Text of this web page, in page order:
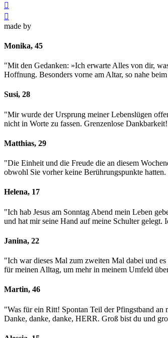


made by
Monika, 45
"Mit den Gedanken: »Ich erwarte Alles von dir,
Hoffnung. Besonders vorne am Altar, so nahe
Susi, 28
"Mir wurde der Ursprung meiner Lebenslügen
nicht in Worte zu fassen. Grenzenlose
Matthias, 29
"Die Einheit und die Freude die an diesem
obwohl Sie vorher keine Berührungspunkte
Helena, 17
"Ich hab Jesus am Sonntag Abend mein Leben
und hat mir seine Hand auf meine Schulter gelegt.
Janina, 22
"Ich war dieses Mal zum zweiten Mal dabei und
für meinen Alltag, um mehr in meinem Umfeld
Martin, 46
"Was für ein Ritt! Spontan Teil der Pfingstband an
Danke, danke, danke, HERR. Groß bist du und